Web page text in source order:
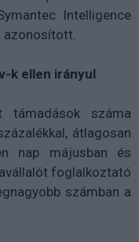
Intelligence
azonosított.
k ellen irányul
száma
átlagosan
nap májusban és
foglalkoztató
számban a